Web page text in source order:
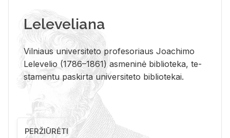
Leleveliana
Vil­niaus uni­ver­si­te­to pro­fe­so­riaus Jo­a­chi­mo
Le­le­ve­lio (1786–1861) as­me­ni­nė bi­b­lio­te­ka, te­
sta­men­tu pa­skir­ta uni­ver­si­te­to bi­b­lio­te­kai.
PERŽIŪRĖTI